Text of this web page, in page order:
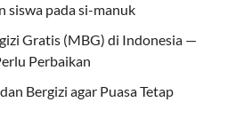
siswa pada si-manuk
Gratis (MBG) di Indonesia —
Perbaikan
Bergizi agar Puasa Tetap